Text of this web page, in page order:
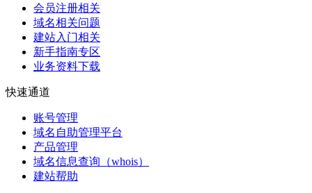
会员注册相关
域名相关问题
建站入门相关
新手指南专区
业务资料下载
快速通道
账号管理
域名自助管理平台
产品管理
域名信息查询（whois）
建站帮助